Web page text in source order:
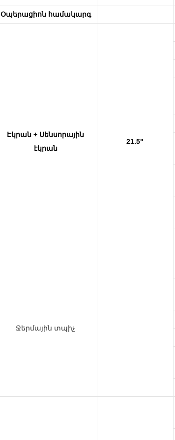
Օպերացիոն համակարգ
Էկրան + Սենսորային
էկրան
21.5"
Ջերմային տպիչ